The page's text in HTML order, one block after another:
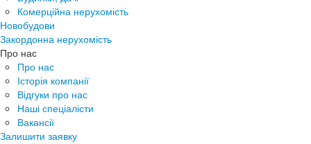
Комерційна нерухомість
Новобудови
Закордонна нерухомість
Про нас
Про нас
Історія компанії
Відгуки про нас
Наші спеціалісти
Вакансії
Залишити заявку